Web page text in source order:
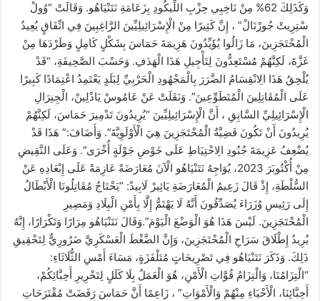
وَكَذَلِكَ 62% مِنْ نَاخِبِي حِزْبِ اللِّيكُودِ بِزَعَامَةِ نَتَنْيَاهُو. وَقَالَتْ “وُولْ
سْتِرِيتْ جُورْنَالْ” ، إِنَّ كَثِيرًا مِنْ الْإِسْرَائِيلِيِّينَ الرَّاغِبِينَ فِي اتِّفَاقٍ يُعِيدُ
الْمُحْتَجَزِينَ، مَا زَالُوا يُؤَيِّدُونَ هَزِيمَةَ حَمَاسَ بِشَكْلٍ كَامِلٍ وَطَرْدَهَا مِنْ
غَزَّةَ، لَكِنَّهُمْ مُسْتَعِدُّونَ لِتَأْجِيلِ هَذَا الْهَدَفِ. وَحَسْبَ الصَّحِيفَةِ، “قَدْ
يُلْحِقُ هَذَا الِانْقِسَامُ الضَّرَرَ بِالْمَجْهُودِ الْحَرْبِيِّ لِبَلَدٍ يَعْتَمِدُ اعْتِمَادًا كَبِيرًا
عَلَى الْمُقَاتِلِينَ الْمُتَطَوِّعِينَ”. وَنَقَلَتْ عَنْ عَامُوسْ يَادْلِينْ، الْجِنِرَالِ
الْإِسْرَائِيلِيِّ السَّابِقِ ، أَنَّ الْإِسْرَائِيلِيِّينَ “يُرِيدُونَ تَدْمِيرَ حَمَاسَ، لَكِنَّهُمْ
يُرِيدُونَ أَنْ تَكُونَ قَضِيَّةُ الْمُحْتَجَزِينَ هِيَ الْأَوْلَوِيَّةَ”. وَأَضَافَ:” هَذَا قَدْ
يُضْعِفُ عَزِيمَةَ جُنُودِ الِاحْتِيَاطِ عَلَى خَوْضِ جَوْلَةٍ أُخْرَى”. وَعَلَى النَّقِيضِ
مِنْ أُكْتُوبَرَ 2023، يُوَاجِهُ نَتَنْيَاهُو الْآنَ مُعَارَضَةً عَازِمَةً عَلَى إِبْعَادِهِ عَنْ
السُّلْطَةِ، إِذْ قَالَ زَعِيمُ الْمُعَارَضَةِ يَائِيرْ لَابِيدْ: “يَحْتَاجُ مُقَاتِلُونَا الْأَبْطَالُ
إِلَى رَئِيسِ وُزَرَاءَ يُصَدِّقُونَ أَنَّهُ لَا يَهْتَمُّ إِلَّا بِأَمْنِ الْبِلَادِ وَمَصِيرِ
الْمُحْتَجَزِينَ. لَيْسَ هَذَا هُوَ الْوَضْعَ الْيَوْمَ”.وَقَالَ نَتَنْيَاهُو مِرَارًا وَتَكْرَارًا، إِنَّهُ
يُرِيدُ إِطْلَاقَ سَرَاحِ الْمُحْتَجَزِينَ، وَإِنَّ الضَّغْطَ الْعَسْكَرِيَّ ضَرُورِيٌّ لِتَحْقِيقِ
ذَلِكَ. وَذَكَرَ نَتَنْيَاهُو فِي تَصْرِيحَاتٍ مُتَلْفَزَةٍ، مَسَاءَ أَمْسِ الثُّلَاثَاءِ:
“الْتِزَامُنَا، وَالْتِزَامُ قُوَّاتِ الْأَمْنِ، هُوَ الْعَمَلُ بِلَا كَلَلٍ لِتَحْرِيرِ أَحِبَّائِكُمْ،
أَحِبَّائِنَا، الْأَحْيَاءِ مِنْهُمْ وَالْأَمْوَاتِ” ، زَاعِمًا أَنَّ حَمَاسَ رَفَضَتْ مُقْتَرَحَاتِ